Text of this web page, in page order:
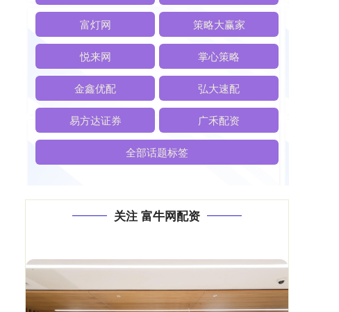
富灯网 策略大赢家
悦来网 掌心策略
金鑫优配 弘大速配
易方达证券 广禾配资
全部话题标签
关注 富牛网配资